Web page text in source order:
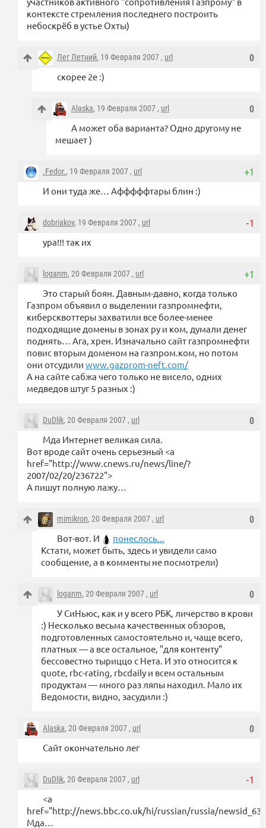
контексте стремления последнего построить
небоскрёб в устье Охты)
0
Лег Летний, 19 Февраля 2007 , url
скорее 2е :)
0
Alaska, 19 Февраля 2007 , url
А может оба варианта? Одно другому не
мешает )
+1
.Fedor., 19 Февраля 2007 , url
И они туда же… Афффффтары блин :)
-1
dobriakov, 19 Февраля 2007 , url
ура!!! так их
+1
loganm, 20 Февраля 2007 , url
Это старый боян. Давным-давно, когда только
Газпром объявил о выделении газпромнефти,
киберсквоттеры захватили все более-менее
подходящие домены в зонах ру и ком, думали денег
поднять… Ага, хрен. Изначально сайт газпромнефти
повис вторым доменом на газпром.ком, но потом
они отсудили www.gazprom-neft.com/
А на сайте сабжа чего только не висело, одних
медведов штуг 5 разных :)
0
DuDlik, 20 Февраля 2007 , url
Мда Интернет великая сила.
Вот вроде сайт очень серьезный <a
href="http://www.cnews.ru/news/line/?
2007/02/20/236722">
А пишут полную лажу…
0
mimikron, 20 Февраля 2007 , url
Вот-вот. И
понеслось...
Кстати, может быть, здесь и увидели само
сообщение, а в комменты не посмотрели)
0
loganm, 20 Февраля 2007 , url
У СиНьюс, как и у всего РБК, личерство в крови
:) Несколько весьма качественных обзоров,
подготовленных самостоятельно и, чаще всего,
платных — а все остальное, "для контенту"
бессовестно тыриццо с Нета. И это относится к
quote, rbc-rating, rbcdaily и всем остальным
продуктам — много раз ляпы находил. Мало их
Ведомости, видно, засудили :)
0
Alaska, 20 Февраля 2007 , url
Сайт окончательно лег
-1
DuDlik, 20 Февраля 2007 , url
<a
href="http://news.bbc.co.uk/hi/russian/russia/
Мда…